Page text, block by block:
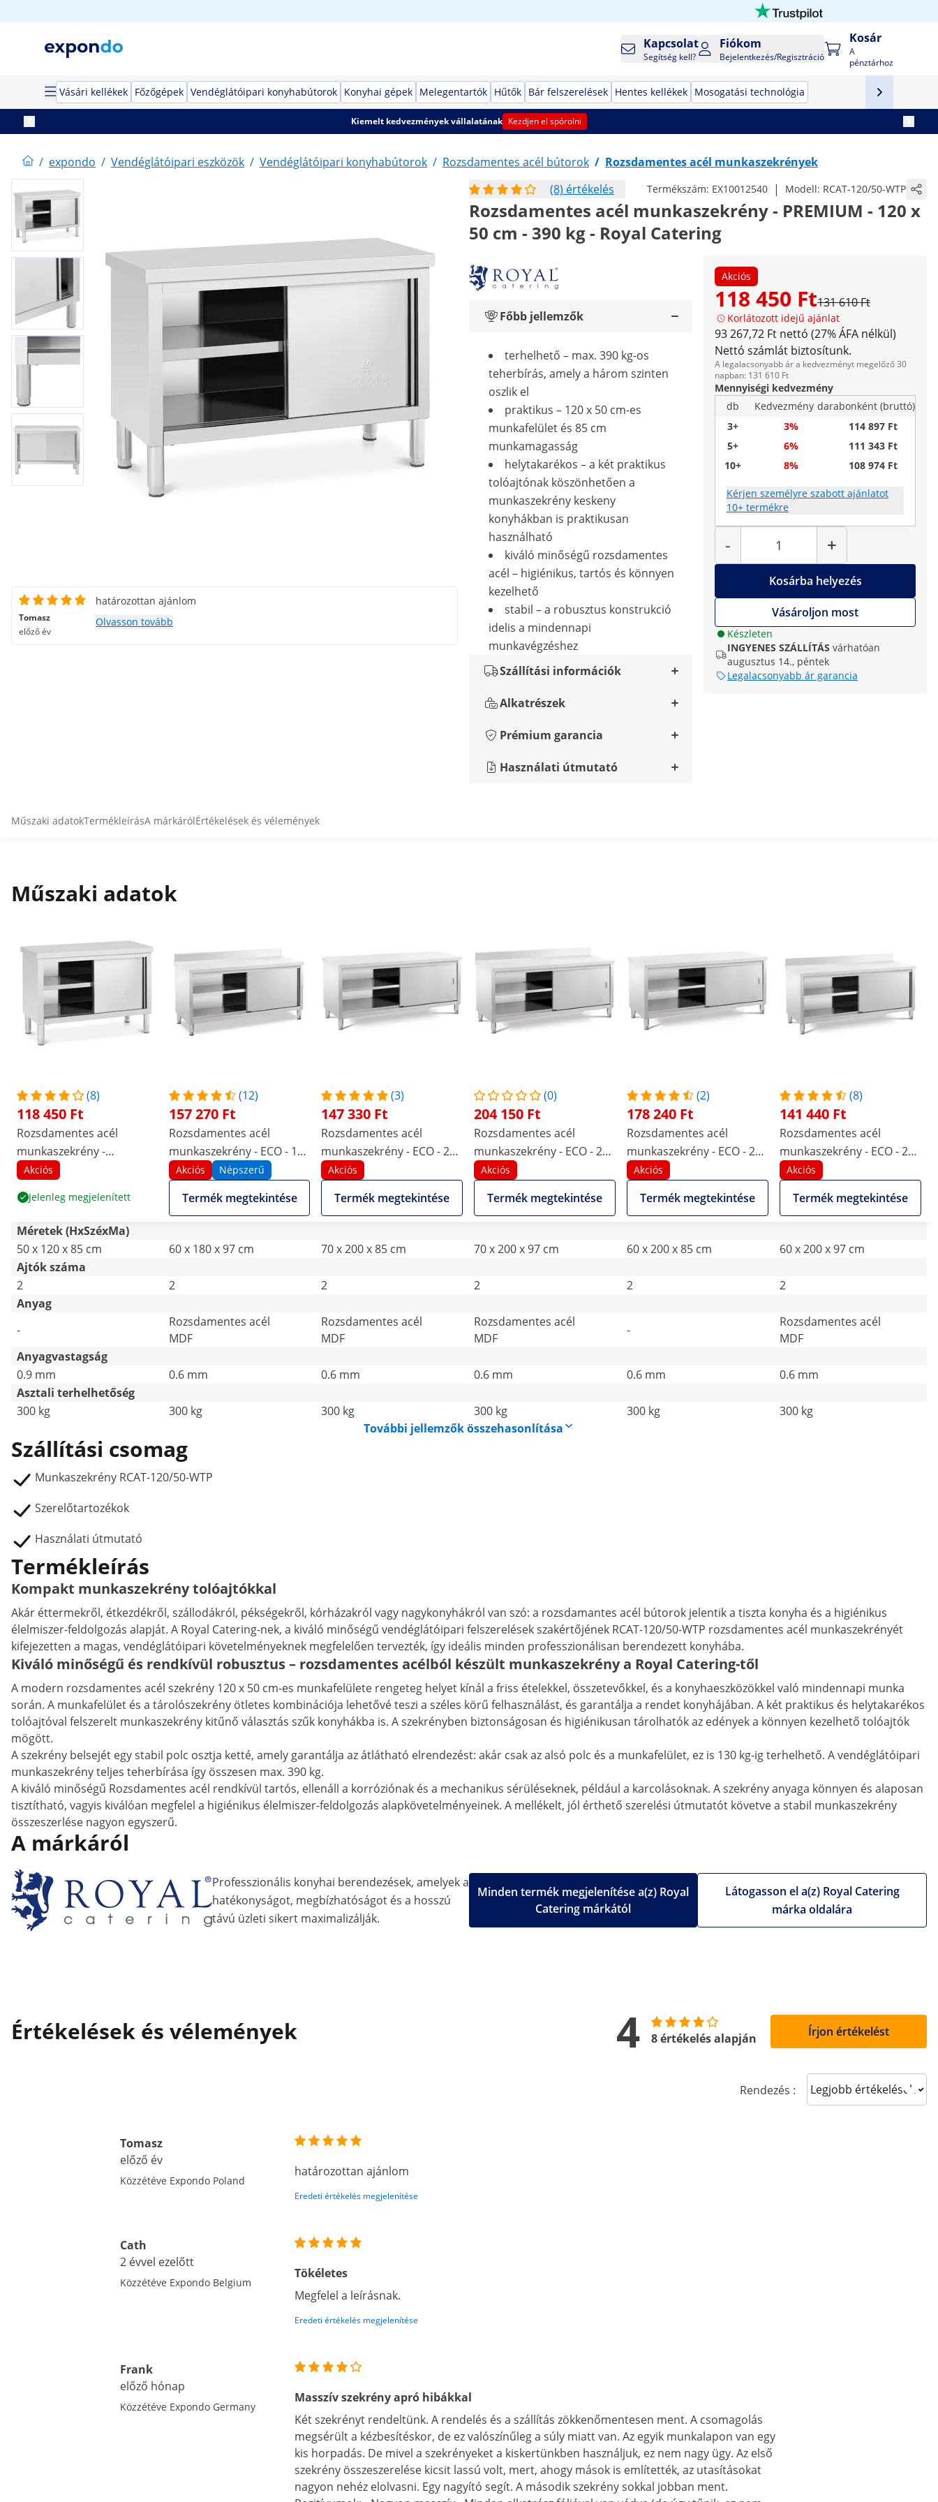
Kapcsolat
Segítség kell?
Fiókom
Bejelentkezés/Regisztráció
Kosár
A
pénztárhoz
Vásári kellékek Főzőgépek Vendéglátóipari konyhabútorok Konyhai gépek Melegentartók Hűtők Bár felszerelések Hentes kellékek Mosogatási technológia
Kiemelt kedvezmények vállalatának Kezdjen el spórolni
/ expondo / Vendéglátóipari eszközök / Vendéglátóipari konyhabútorok / Rozsdamentes acél bútorok / Rozsdamentes acél munkaszekrények
(8) értékelés
Termékszám: EX10012540 | Modell: RCAT-120/50-WTP
Rozsdamentes acél munkaszekrény - PREMIUM - 120 x
50 cm - 390 kg - Royal Catering
Akciós
118 450 Ft131 610 Ft
Korlátozott idejű ajánlat
93 267,72 Ft nettó (27% ÁFA nélkül)
Nettó számlát biztosítunk.
A legalacsonyabb ár a kedvezményt megelőző 30
napban: 131 610 Ft
Mennyiségi kedvezmény
db
Kedvezmény darabonként (bruttó)
3+
3%
114 897 Ft
5+
6%
111 343 Ft
10+
8% 108 974 Ft
Kérjen személyre szabott ajánlatot
10+ termékre
-
Mennyiség
+
Kosárba helyezés
Vásároljon most
Készleten
INGYENES SZÁLLÍTÁS várhatóan
augusztus 14., péntek
Legalacsonyabb ár garancia
Főbb jellemzők
terhelhető – max. 390 kg-os
teherbírás, amely a három szinten
oszlik el
praktikus – 120 x 50 cm-es
munkafelület és 85 cm
munkamagasság
helytakarékos – a két praktikus
tolóajtónak köszönhetően a
munkaszekrény keskeny
konyhákban is praktikusan
használható
kiváló minőségű rozsdamentes
acél – higiénikus, tartós és könnyen
kezelhető
stabil – a robusztus konstrukció
idelis a mindennapi
munkavégzéshez
Szállítási információk
Alkatrészek
Prémium garancia
Használati útmutató
Tomasz
előző év
határozottan ajánlom
Olvasson tovább
Műszaki adatokTermékleírásA márkárólÉrtékelések és vélemények
Műszaki adatok
(8)
118 450 Ft
Rozsdamentes acél
munkaszekrény -
PREMIUM - 120 x 50 cm -
Akciós
Jelenleg megjelenített
(12)
157 270 Ft
Rozsdamentes acél
munkaszekrény - ECO - 180
x 60 cm - 600 kg - hátsó
perem - Royal Catering
Akciós Népszerű
Termék megtekintése
(3)
147 330 Ft
Rozsdamentes acél
munkaszekrény - ECO - 200
x 70 cm - 600 kg - Royal
Catering
Akciós
Termék megtekintése
(0)
204 150 Ft
Rozsdamentes acél
munkaszekrény - ECO - 200
x 70 cm - 600 kg - hátsó
perem - Royal Catering
Akciós
Termék megtekintése
(2)
178 240 Ft
Rozsdamentes acél
munkaszekrény - ECO - 200
x 60 cm - 600 kg - Royal
Catering
Akciós
Termék megtekintése
(8)
141 440 Ft
Rozsdamentes acél
munkaszekrény - ECO - 200
x 60 cm - 600 kg - hátsó
perem - Royal Catering
Akciós
Termék megtekintése
Méretek (HxSzéxMa)
50 x 120 x 85 cm
60 x 180 x 97 cm 70 x 200 x 85 cm 70 x 200 x 97 cm 60 x 200 x 85 cm
60 x 200 x 97 cm
Ajtók száma
2
2 2 2 2
2
Anyag
-
Rozsdamentes acél
MDF
Rozsdamentes acél
MDF
Rozsdamentes acél
MDF
-
Rozsdamentes acél
MDF
Anyagvastagság
0.9 mm
0.6 mm 0.6 mm 0.6 mm 0.6 mm
0.6 mm
Asztali terhelhetőség
300 kg
300 kg 300 kg 300 kg 300 kg
300 kg
További jellemzők összehasonlítása
Szállítási csomag
Munkaszekrény RCAT-120/50-WTP
Szerelőtartozékok
Használati útmutató
Termékleírás
Kompakt munkaszekrény tolóajtókkal
Akár éttermekről, étkezdékről, szállodákról, pékségekről, kórházakról vagy nagykonyhákról van szó: a rozsdamantes acél bútorok jelentik a tiszta konyha és a higiénikus
élelmiszer-feldolgozás alapját. A Royal Catering-nek, a kiváló minőségű vendéglátóipari felszerelések szakértőjének RCAT-120/50-WTP rozsdamentes acél munkaszekrényét
kifejezetten a magas, vendéglátóipari követelményeknek megfelelően tervezték, így ideális minden professzionálisan berendezett konyhába.
Kiváló minőségű és rendkívül robusztus – rozsdamentes acélból készült munkaszekrény a Royal Catering-től
A modern rozsdamentes acél szekrény 120 x 50 cm-es munkafelülete rengeteg helyet kínál a friss ételekkel, összetevőkkel, és a konyhaeszközökkel való mindennapi munka
során. A munkafelület és a tárolószekrény ötletes kombinációja lehetővé teszi a széles körű felhasználást, és garantálja a rendet konyhájában. A két praktikus és helytakarékos
tolóajtóval felszerelt munkaszekrény kitűnő választás szűk konyhákba is. A szekrényben biztonságosan és higiénikusan tárolhatók az edények a könnyen kezelhető tolóajtók
mögött.
A szekrény belsejét egy stabil polc osztja ketté, amely garantálja az átlátható elrendezést: akár csak az alsó polc és a munkafelület, ez is 130 kg-ig terhelhető. A vendéglátóipari
munkaszekrény teljes teherbírása így összesen max. 390 kg.
A kiváló minőségű Rozsdamentes acél rendkívül tartós, ellenáll a korróziónak és a mechanikus sérüléseknek, például a karcolásoknak. A szekrény anyaga könnyen és alaposan
tisztítható, vagyis kiválóan megfelel a higiénikus élelmiszer-feldolgozás alapkövetelményeinek. A mellékelt, jól érthető szerelési útmutatót követve a stabil munkaszekrény
összeszerlése nagyon egyszerű.
A márkáról
Professzionális konyhai berendezések, amelyek a
hatékonyságot, megbízhatóságot és a hosszú
távú üzleti sikert maximalizálják.
Látogasson el a(z) Royal Catering
márka oldalára
Minden termék megjelenítése a(z) Royal
Catering márkától
Értékelések és vélemények 4 8 értékelés alapján Írjon értékelést
Rendezés : Sort reviews
Tomasz
előző év
Közzétéve Expondo Poland
határozottan ajánlom
Eredeti értékelés megjelenítése
Cath
2 évvel ezelőtt
Közzétéve Expondo Belgium
Tökéletes
Megfelel a leírásnak.
Eredeti értékelés megjelenítése
Frank
előző hónap
Közzétéve Expondo Germany
Masszív szekrény apró hibákkal
Két szekrényt rendeltünk. A rendelés és a szállítás zökkenőmentesen ment. A csomagolás
megsérült a kézbesítéskor, de ez valószínűleg a súly miatt van. Az egyik munkalapon van egy
kis horpadás. De mivel a szekrényeket a kiskertünkben használjuk, ez nem nagy ügy. Az első
szekrény összeszerelése kicsit lassú volt, mert, ahogy mások is említették, az utasításokat
nagyon nehéz elolvasni. Egy nagyító segít. A második szekrény sokkal jobban ment.